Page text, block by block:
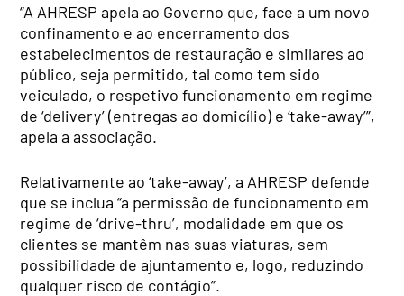
“A AHRESP apela ao Governo que, face a um novo
confinamento e ao encerramento dos
estabelecimentos de restauração e similares ao
público, seja permitido, tal como tem sido
veiculado, o respetivo funcionamento em regime
de ‘delivery’ (entregas ao domicílio) e ‘take-away’”,
apela a associação.
Relativamente ao ‘take-away’, a AHRESP defende
que se inclua “a permissão de funcionamento em
regime de ‘drive-thru’, modalidade em que os
clientes se mantêm nas suas viaturas, sem
possibilidade de ajuntamento e, logo, reduzindo
qualquer risco de contágio”.